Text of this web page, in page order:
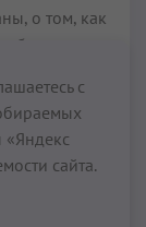
о том, как
о
с
сайта.